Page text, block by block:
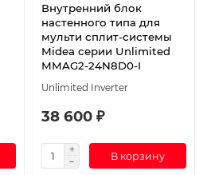
Внутренний блок
настенного типа для
мульти сплит-системы
Midea серии Unlimited
MMAG2-24N8D0-I
Unlimited Inverter
38 600 ₽
В корзину